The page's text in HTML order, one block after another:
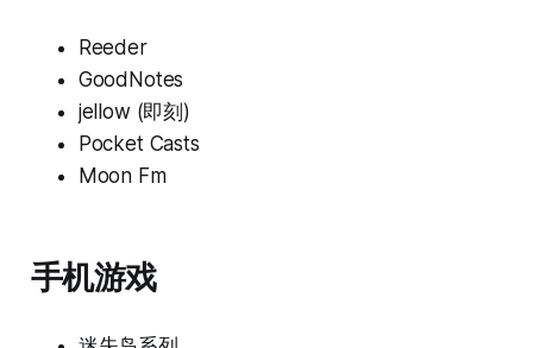
Reeder
GoodNotes
jellow (即刻)
Pocket Casts
Moon Fm
手机游戏